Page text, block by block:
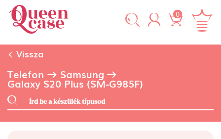
0
Vissza
Telefon Samsung
Galaxy S20 Plus (SM-G985F)